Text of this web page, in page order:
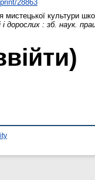
28863
мистецької культури
і дорослих : зб. наук.